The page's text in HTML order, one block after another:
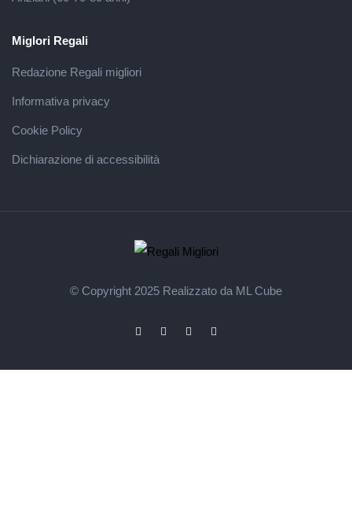
Miglori Regali
Redazione Regali migliori
Informativa privacy
Cookie Policy
Dichiarazione di accessibilità
© Copyright 2025 Realizzato da ML Cube